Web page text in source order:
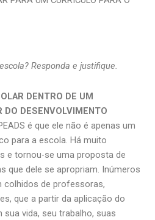
Responda e justifique.
DENTRO DE UM
DO DESENVOLVIMENTO
é que ele não é apenas um
para a escola. Há muito
e tornou-se uma proposta de
que dele se apropriam. Inúmeros
de professoras,
que a partir da aplicação do
sua vida, seu trabalho, suas